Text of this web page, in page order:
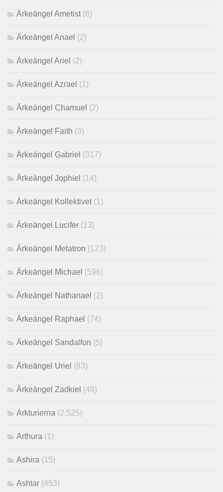
Ärkeängel Ametist (6)
Ärkeängel Anael (2)
Ärkeängel Ariel (2)
Ärkeängel Azrael (1)
Ärkeängel Chamuel (2)
Ärkeängel Faith (3)
Ärkeängel Gabriel (317)
Ärkeängel Jophiel (14)
Ärkeängel Kollektivet (1)
Ärkeängel Lucifer (13)
Ärkeängel Metatron (123)
Ärkeängel Michael (596)
Ärkeängel Nathanael (2)
Ärkeängel Raphael (74)
Ärkeängel Sandalfon (5)
Ärkeängel Uriel (83)
Ärkeängel Zadkiel (48)
Arkturierna (2,525)
Arthura (1)
Ashira (15)
Ashtar (453)